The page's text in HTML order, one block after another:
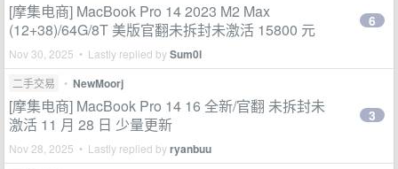
[摩集电商] MacBook Pro 14 2023 M2 Max
(12+38)/64G/8T 美版官翻未拆封未激活 15800 元
Nov 30, 2025 • Lastly replied bySum0l
6
二手交易 • NewMoorj
[摩集电商] MacBook Pro 14 16 全新/官翻 未拆封未
激活 11 月 28 日 少量更新
Nov 28, 2025 • Lastly replied byryanbuu
3